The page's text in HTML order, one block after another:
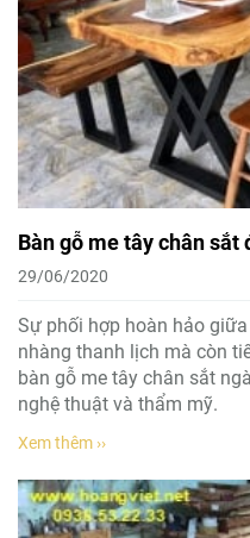
Bàn gỗ me tây chân sắt
29/06/2020
Sự phối hợp hoàn hảo
nhàng thanh lịch mà còn
bàn gỗ me tây chân sắt
nghệ thuật và thẩm mỹ.
Xem thêm ››